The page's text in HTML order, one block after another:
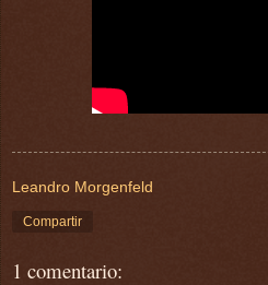
Leandro Morgenfeld
Compartir
1 comentario: